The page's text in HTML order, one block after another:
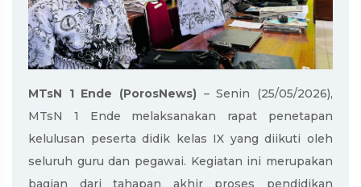
MTsN 1 Ende (PorosNews) – Senin (25/05/2026),
MTsN 1 Ende melaksanakan rapat penetapan
kelulusan peserta didik kelas IX yang diikuti oleh
seluruh guru dan pegawai. Kegiatan ini merupakan
bagian dari tahapan akhir proses pendidikan